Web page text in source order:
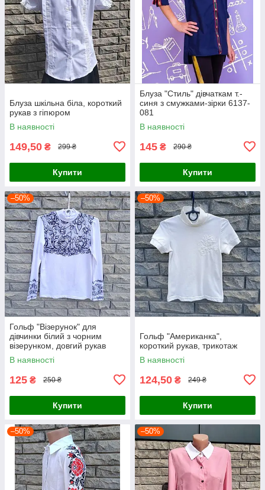
Блуза шкільна біла, короткий
рукав з гіпюром
В наявності
149,50 ₴ 299 ₴
Купити
Блуза "Стиль" дівчаткам т.-
синя з смужками-зірки 6137-
081
В наявності
145 ₴ 290 ₴
Купити
–50%
Гольф "Візерунок" для
дівчинки білий з чорним
візерунком, довгий рукав
В наявності
125 ₴ 250 ₴
Купити
–50%
Гольф "Американка",
короткий рукав, трикотаж
В наявності
124,50 ₴ 249 ₴
Купити
–50% –50%